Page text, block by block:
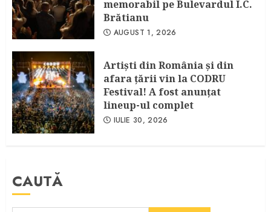
memorabil pe Bulevardul I.C.
Brătianu
AUGUST 1, 2026
Artişti din România şi din
afara ţării vin la CODRU
Festival! A fost anunţat
lineup-ul complet
IULIE 30, 2026
CAUTĂ